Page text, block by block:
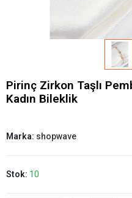
Pirinç Zirkon Taşlı
Kadın Bileklik
Marka: shopwave
Stok: 10